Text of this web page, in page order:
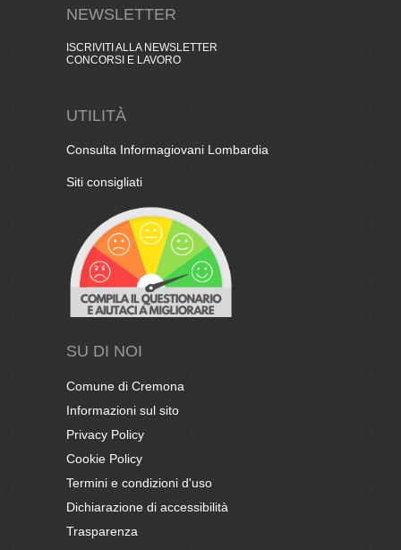
NEWSLETTER
ISCRIVITI ALLA NEWSLETTER
CONCORSI E LAVORO
UTILITÀ
Consulta Informagiovani Lombardia
Siti consigliati
SU DI NOI
Comune di Cremona
Informazioni sul sito
Privacy Policy
Cookie Policy
Termini e condizioni d'uso
Dichiarazione di accessibilità
Trasparenza